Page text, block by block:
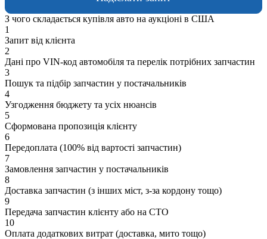
З чого складається купівля авто на аукціоні в США
1
Запит від клієнта
2
Дані про VIN-код автомобіля та перелік потрібних запчастин
3
Пошук та підбір запчастин у постачальників
4
Узгодження бюджету та усіх нюансів
5
Сформована пропозиція клієнту
6
Передоплата (100% від вартості запчастин)
7
Замовлення запчастин у постачальників
8
Доставка запчастин (з інших міст, з-за кордону тощо)
9
Передача запчастин клієнту або на СТО
10
Оплата додаткових витрат (доставка, мито тощо)